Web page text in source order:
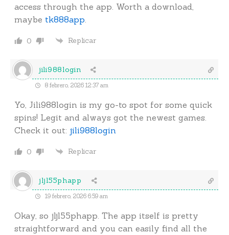
access through the app. Worth a download,
maybe tk888app
0 Replicar
jili988login
8 febrero, 2026 12:37 am
Yo, Jili988login is my go-to spot for some quick
spins! Legit and always got the newest games.
Check it out: jili988login
0 Replicar
jljl55phapp
19 febrero, 2026 6:59 am
Okay, so jljl55phapp. The app itself is pretty
straightforward and you can easily find all the